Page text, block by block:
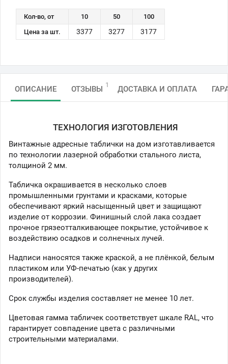
Кол-во, от 10 50
100
Цена за шт.
3377 3277 3177
ОПИСАНИЕ ОТЗЫВЫ 1 ДОСТАВКА И ОПЛАТА
ТЕХНОЛОГИЯ ИЗГОТОВЛЕНИЯ
Винтажные адресные таблички на дом изготавливается
по технологии лазерной обработки стального листа,
толщиной 2 мм.
Табличка окрашивается в несколько слоев
промышленными грунтами и красками, которые
обеспечивают яркий насыщенный цвет и защищают
изделие от коррозии. Финишный слой лака создает
прочное грязеотталкивающее покрытие, устойчивое к
воздействию осадков и солнечных лучей.
Надписи наносятся также краской, а не плёнкой, белым
пластиком или УФ-печатью (как у других
производителей).
Срок службы изделия составляет не менее 10 лет.
Цветовая гамма табличек соответствует шкале RAL, что
гарантирует совпадение цвета с различными
строительными материалами.